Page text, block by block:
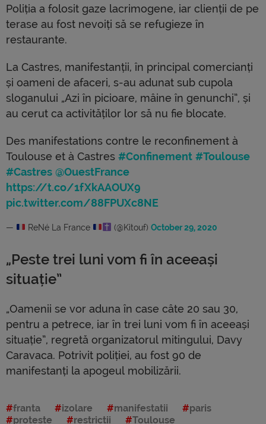
Poliția a folosit gaze lacrimogene, iar clienții de pe
terase au fost nevoiți să se refugieze în
restaurante.
La Castres, manifestanții, în principal comercianți
și oameni de afaceri, s-au adunat sub cupola
sloganului „Azi în picioare, mâine în genunchi”, și
au cerut ca activităților lor să nu fie blocate.
Des manifestations contre le reconfinement à
Toulouse et à Castres #Confinement #Toulouse
#Castres @OuestFrance
https://t.co/1fXkAAOUX9
pic.twitter.com/88FPUXc8NE
— ReNé La France (@Kitouf) October 29, 2020
„Peste trei luni vom fi în aceeași
situație”
„Oamenii se vor aduna în case câte 20 sau 30,
pentru a petrece, iar în trei luni vom fi în aceeași
situație”, regretă organizatorul mitingului, Davy
Caravaca. Potrivit poliției, au fost 90 de
manifestanți la apogeul mobilizării.
franta izolare manifestatii
paris
proteste
restrictii Toulouse